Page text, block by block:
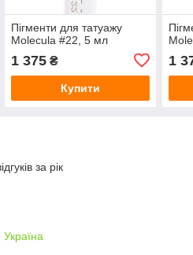
Пігменти для татуажу
Molecula #22, 5 мл
1 375₴
Купити
1
за рік